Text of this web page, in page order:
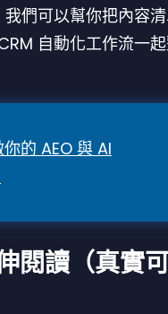
們可以幫你把內容
自動化工作流一
的 AEO 與 AI
閱讀（真實